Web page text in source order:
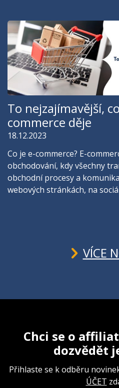
To nejzajímavější,
commerce děje
18.12.2023
Co je e-commerce? E-
obchodování, kdy všechny
obchodní procesy a
webových stránkách, na
VÍCE
Chci se o
dozvědět
Přihlaste se k odběru
ÚČET